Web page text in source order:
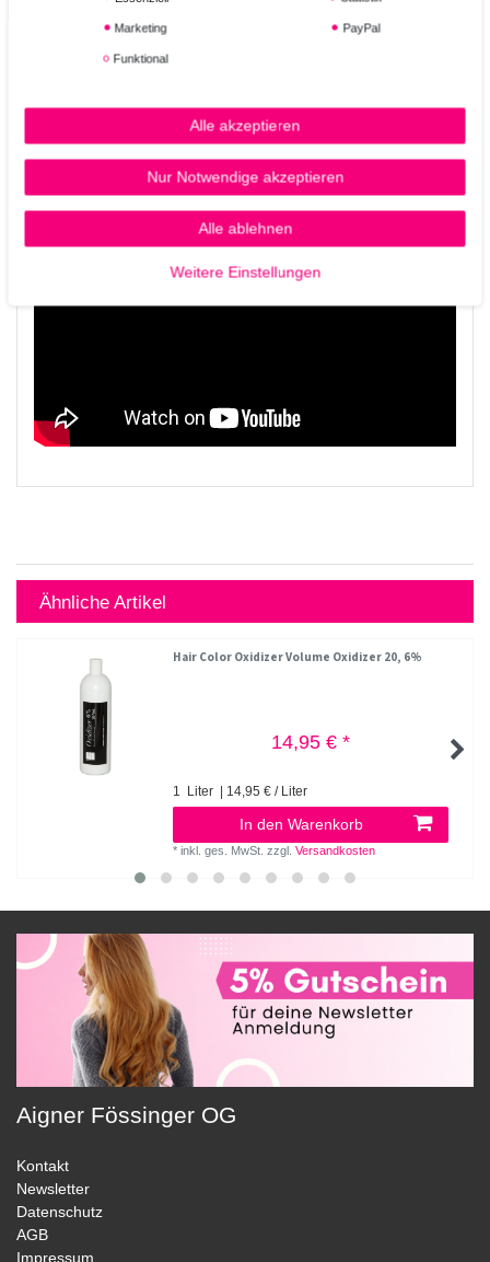
3 Monate Behandlungsdauer.
Nach der Anwendung des Shampoos auf das
handtuchtrockene Haar die gesamte Ampulle
abschnittsweise auftragen. Sanft einmassieren. Nicht
Ähnliche Artikel
Hair Color Oxidizer Volume Oxidizer 20, 6%
14,95 € *
1 Liter | 14,95 € / Liter
In den Warenkorb
*inkl. ges. MwSt. zzgl.Versandkosten
Aigner Fössinger OG
Kontakt
Newsletter
Datenschutz
AGB
Impressum
Marketing PayPal
Funktional
Alle akzeptieren
Nur Notwendige akzeptieren
Alle ablehnen
Weitere Einstellungen